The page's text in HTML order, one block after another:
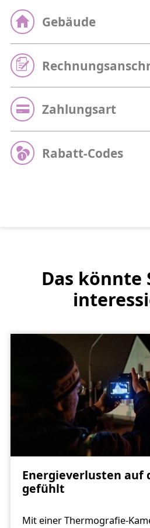
Gebäude
Zahlungsart
Rabatt-Codes
Das könnte
Energieverlusten auf
gefühlt
Mit einer Thermografie-